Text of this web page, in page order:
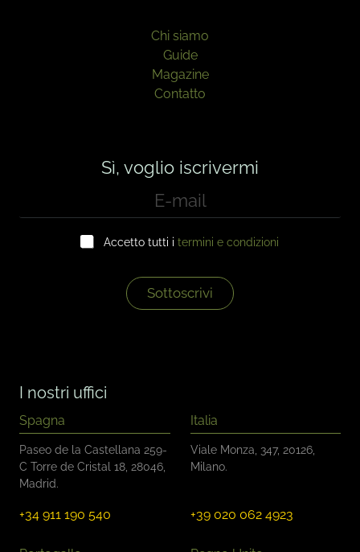
Chi siamo
Guide
Magazine
Contatto
Sì, voglio iscrivermi
m
o
n
t
r
o
l
l
o
Accetto tutti i termini e condizioni
Sottoscrivi
I nostri uffici
Spagna
Paseo de la Castellana 259-
C Torre de Cristal 18, 28046,
Madrid.
+34 911 190 540
Italia
Viale Monza, 347, 20126,
Milano.
+39 020 062 4923